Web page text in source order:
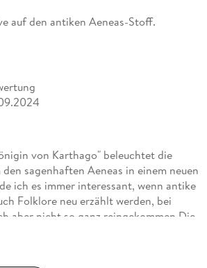
auf den antiken Aeneas-Stoff.
von Karthago" beleuchtet die
sagenhaften Aeneas in einem neuen
ich es immer interessant, wenn antike
Folklore neu erzählt werden, bei
aber nicht so ganz reingekommen.Die